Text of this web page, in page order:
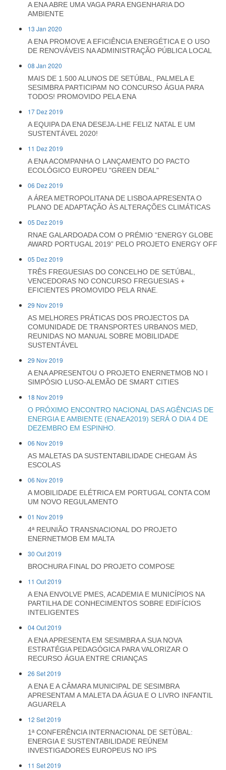
A ENA ABRE UMA VAGA PARA ENGENHARIA DO
AMBIENTE
13 Jan 2020
A ENA PROMOVE A EFICIÊNCIA ENERGÉTICA E O USO
DE RENOVÁVEIS NA ADMINISTRAÇÃO PÚBLICA LOCAL
08 Jan 2020
MAIS DE 1.500 ALUNOS DE SETÚBAL, PALMELA E
SESIMBRA PARTICIPAM NO CONCURSO ÁGUA PARA
TODOS! PROMOVIDO PELA ENA
17 Dez 2019
A EQUIPA DA ENA DESEJA-LHE FELIZ NATAL E UM
SUSTENTÁVEL 2020!
11 Dez 2019
A ENA ACOMPANHA O LANÇAMENTO DO PACTO
ECOLÓGICO EUROPEU "GREEN DEAL"
06 Dez 2019
A ÁREA METROPOLITANA DE LISBOA APRESENTA O
PLANO DE ADAPTAÇÃO ÀS ALTERAÇÕES CLIMÁTICAS
05 Dez 2019
RNAE GALARDOADA COM O PRÉMIO “ENERGY GLOBE
AWARD PORTUGAL 2019” PELO PROJETO ENERGY OFF
05 Dez 2019
TRÊS FREGUESIAS DO CONCELHO DE SETÚBAL,
VENCEDORAS NO CONCURSO FREGUESIAS +
EFICIENTES PROMOVIDO PELA RNAE.
29 Nov 2019
AS MELHORES PRÁTICAS DOS PROJECTOS DA
COMUNIDADE DE TRANSPORTES URBANOS MED,
REUNIDAS NO MANUAL SOBRE MOBILIDADE
SUSTENTÁVEL
29 Nov 2019
A ENA APRESENTOU O PROJETO ENERNETMOB NO I
SIMPÓSIO LUSO-ALEMÃO DE SMART CITIES
18 Nov 2019
O PRÓXIMO ENCONTRO NACIONAL DAS AGÊNCIAS DE
ENERGIA E AMBIENTE (ENAEA2019) SERÁ O DIA 4 DE
DEZEMBRO EM ESPINHO.
06 Nov 2019
AS MALETAS DA SUSTENTABILIDADE CHEGAM ÀS
ESCOLAS
06 Nov 2019
A MOBILIDADE ELÉTRICA EM PORTUGAL CONTA COM
UM NOVO REGULAMENTO
01 Nov 2019
4ª REUNIÃO TRANSNACIONAL DO PROJETO
ENERNETMOB EM MALTA
30 Out 2019
BROCHURA FINAL DO PROJETO COMPOSE
11 Out 2019
A ENA ENVOLVE PMES, ACADEMIA E MUNICÍPIOS NA
PARTILHA DE CONHECIMENTOS SOBRE EDIFÍCIOS
INTELIGENTES
04 Out 2019
A ENA APRESENTA EM SESIMBRA A SUA NOVA
ESTRATÉGIA PEDAGÓGICA PARA VALORIZAR O
RECURSO ÁGUA ENTRE CRIANÇAS
26 Set 2019
A ENA E A CÂMARA MUNICIPAL DE SESIMBRA
APRESENTAM A MALETA DA ÁGUA E O LIVRO INFANTIL
AGUARELA
12 Set 2019
1ª CONFERÊNCIA INTERNACIONAL DE SETÚBAL:
ENERGIA E SUSTENTABILIDADE REÚNEM
INVESTIGADORES EUROPEUS NO IPS
11 Set 2019